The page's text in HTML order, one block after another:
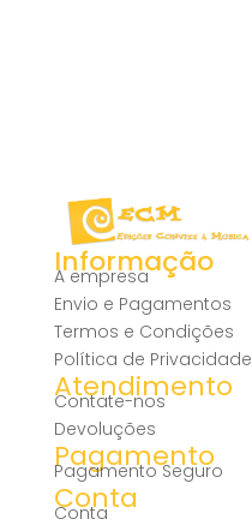
Informação
A empresa
Envio e Pagamentos
Termos e Condições
Política de Privacidade
Atendimento
Contate-nos
Devoluções
Pagamento
Pagamento Seguro
Conta
Conta